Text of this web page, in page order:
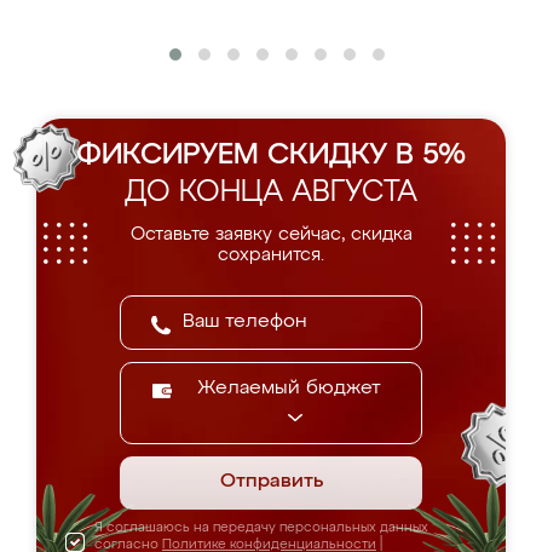
ФИКСИРУЕМ СКИДКУ В 5%
ДО КОНЦА АВГУСТА
Оставьте заявку сейчас, скидка
сохранится.
Желаемый бюджет
Отправить
Я соглашаюсь на передачу персональных данных
согласно Политике конфиденциальности